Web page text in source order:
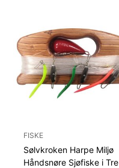
FISKE
Sølvkroken Harpe Miljø
Håndsnøre Sjøfiske i Tre